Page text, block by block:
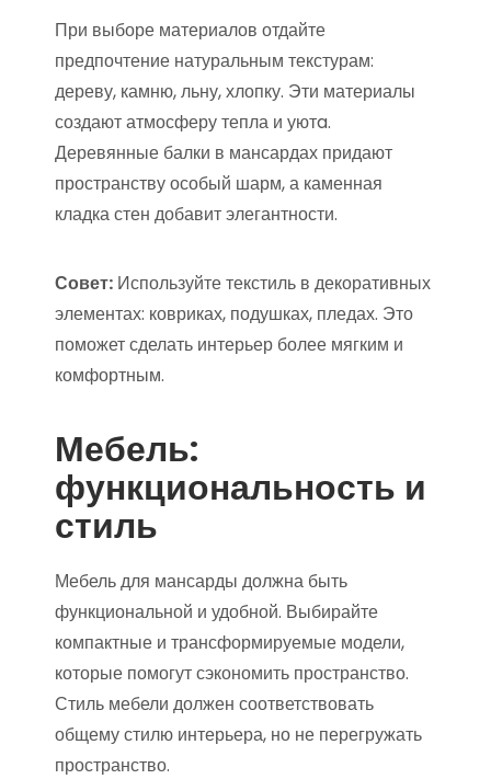
При выборе материалов отдайте
предпочтение натуральным текстурам:
дереву, камню, льну, хлопку. Эти материалы
создают атмосферу тепла и уютa.
Деревянные балки в мансардах придают
пространству особый шарм, а каменная
кладка стен добавит элегантности.
Совет: Используйте текстиль в декоративных
элементах: ковриках, подушках, пледах. Это
поможет сделать интерьер более мягким и
комфортным.
Мебель:
функциональность и
стиль
Мебель для мансарды должна быть
функциональной и удобной. Выбирайте
компактные и трансформируемые модели,
которые помогут сэкономить пространство.
Стиль мебели должен соответствовать
общему стилю интерьера, но не перегружать
пространство.